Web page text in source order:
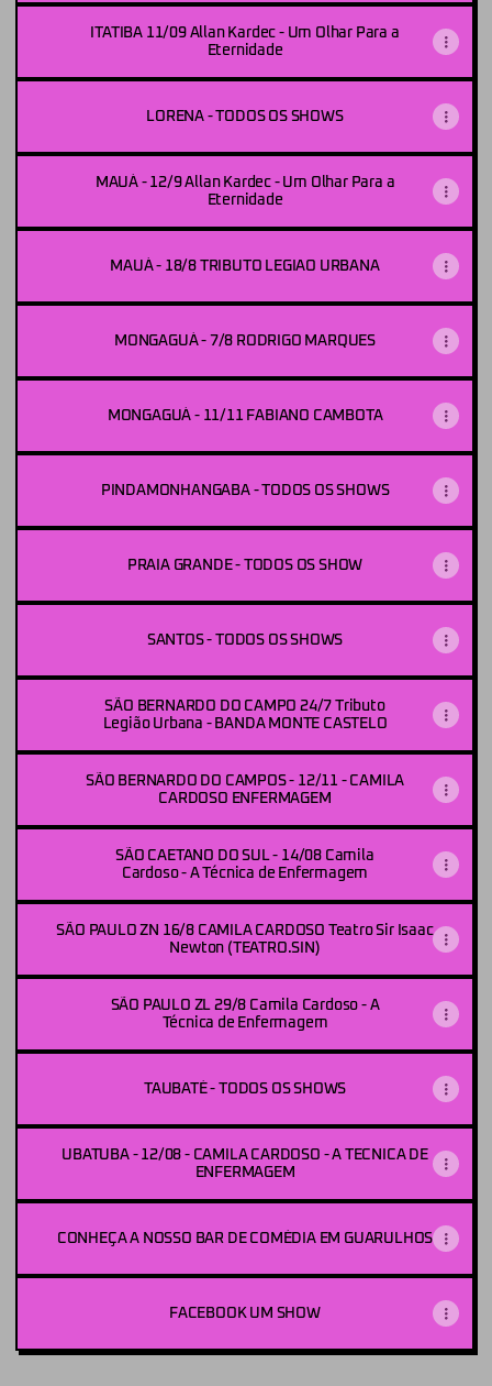
ITATIBA 11/09 Allan Kardec - Um Olhar Para a
Eternidade
LORENA - TODOS OS SHOWS
MAUÁ - 12/9 Allan Kardec - Um Olhar Para a
Eternidade
MAUÁ - 18/8 TRIBUTO LEGIAO URBANA
MONGAGUÁ - 7/8 RODRIGO MARQUES
MONGAGUÁ - 11/11 FABIANO CAMBOTA
PINDAMONHANGABA - TODOS OS SHOWS
PRAIA GRANDE - TODOS OS SHOW
SANTOS - TODOS OS SHOWS
SÃO BERNARDO DO CAMPO 24/7 Tributo
Legião Urbana - BANDA MONTE CASTELO
SÃO BERNARDO DO CAMPOS - 12/11 - CAMILA
CARDOSO ENFERMAGEM
SÃO CAETANO DO SUL - 14/08 Camila
Cardoso - A Técnica de Enfermagem
SÃO PAULO ZN 16/8 CAMILA CARDOSO Teatro Sir Isaac
Newton (TEATRO.SIN)
SÃO PAULO ZL 29/8 Camila Cardoso - A
Técnica de Enfermagem
TAUBATÉ - TODOS OS SHOWS
UBATUBA - 12/08 - CAMILA CARDOSO - A TECNICA DE
ENFERMAGEM
CONHEÇA A NOSSO BAR DE COMÉDIA EM GUARULHOS
FACEBOOK UM SHOW